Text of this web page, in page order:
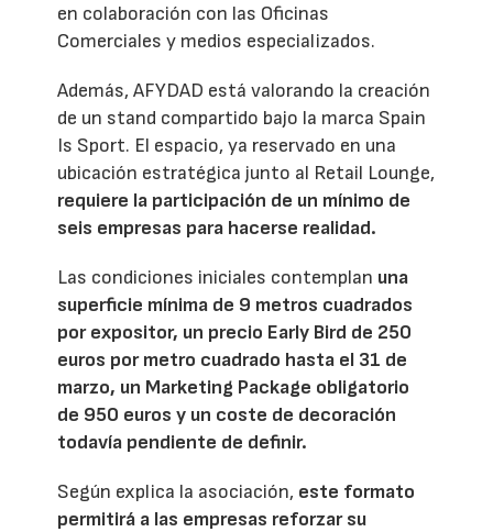
en colaboración con las Oficinas
Comerciales y medios especializados.
Además, AFYDAD está valorando la creación
de un stand compartido bajo la marca Spain
Is Sport. El espacio, ya reservado en una
ubicación estratégica junto al Retail Lounge,
requiere la participación de un mínimo de
seis empresas para hacerse realidad.
Las condiciones iniciales contemplan una
superficie mínima de 9 metros cuadrados
por expositor, un precio Early Bird de 250
euros por metro cuadrado hasta el 31 de
marzo, un Marketing Package obligatorio
de 950 euros y un coste de decoración
todavía pendiente de definir.
Según explica la asociación, este formato
permitirá a las empresas reforzar su